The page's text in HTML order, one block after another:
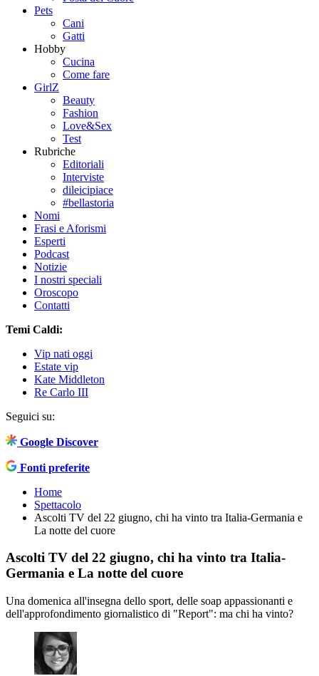
Pets
Cani
Gatti
Hobby
Cucina
Come fare
GirlZ
Beauty
Fashion
Love&Sex
Test
Rubriche
Editoriali
Interviste
dileicipiace
#bellastoria
Nomi
Frasi e Aforismi
Esperti
Podcast
Notizie
I nostri speciali
Oroscopo
Contatti
Temi Caldi:
Vip nati oggi
Estate vip
Kate Middleton
Re Carlo III
Seguici su:
Google Discover
Fonti preferite
Home
Spettacolo
Ascolti TV del 22 giugno, chi ha vinto tra Italia-Germania e
La notte del cuore
Ascolti TV del 22 giugno, chi ha vinto tra Italia-
Germania e La notte del cuore
Una domenica all'insegna dello sport, delle soap appassionanti e
dell'approfondimento giornalistico di "Report": ma chi ha vinto?